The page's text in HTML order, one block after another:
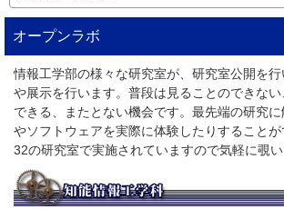
オープンラボ
情報工学部の様々な研究室が、研究室公開を
や展示を行います。普段は見ることのできな
できる、またとない機会です。最先端の研究
やソフトウェアを実際に体験したりすることが
32の研究室で実施されていますので気軽に覗い